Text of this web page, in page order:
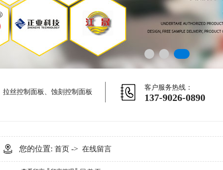
拉丝控制面板 、 蚀刻控制面板
客户服务热线：
137-9026-0890
您的位置: 首页 -> 在线留言